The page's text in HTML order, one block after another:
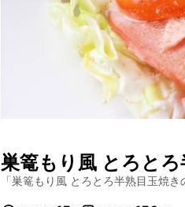
巣篭もり風 とろと
「巣篭もり風 とろとろ半熟目玉焼き